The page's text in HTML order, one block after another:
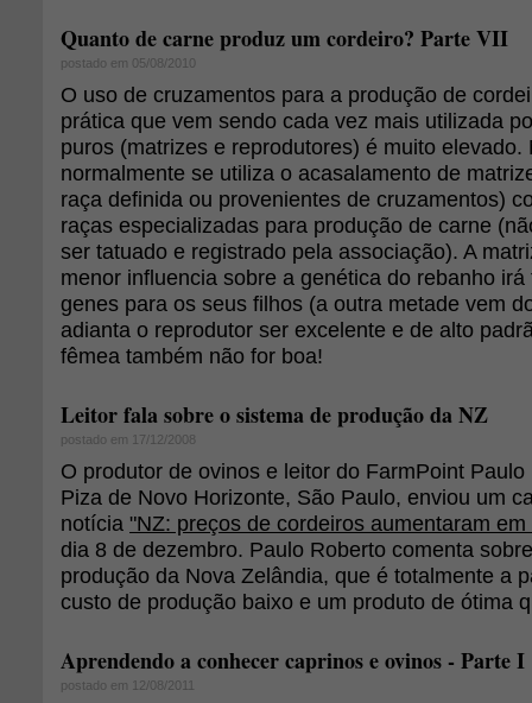
Quanto de carne produz um cordeiro? Parte VII
postado em 05/08/2010
O uso de cruzamentos para a produção de
prática que vem sendo cada vez mais utilizada
puros (matrizes e reprodutores) é muito elevado.
normalmente se utiliza o acasalamento de
raça definida ou provenientes de cruzamentos)
raças especializadas para produção de carne
ser tatuado e registrado pela associação). A
menor influencia sobre a genética do rebanho
genes para os seus filhos (a outra metade vem
adianta o reprodutor ser excelente e de alto
fêmea também não for boa!
Leitor fala sobre o sistema de produção da NZ
postado em 17/12/2008
O produtor de ovinos e leitor do FarmPoint Paulo
Piza de Novo Horizonte, São Paulo, enviou um
notícia "NZ: preços de cordeiros aumentaram em
dia 8 de dezembro. Paulo Roberto comenta
produção da Nova Zelândia, que é totalmente a
custo de produção baixo e um produto de ótima
Aprendendo a conhecer caprinos e ovinos - Parte I
postado em 12/08/2011